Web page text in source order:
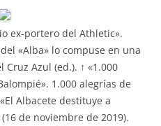
ex-portero del Athletic».
«Alba» lo compuse en una
Cruz Azul (ed.). ↑ «1.000
1.000 alegrías de
Albacete destituye a
de noviembre de 2019).